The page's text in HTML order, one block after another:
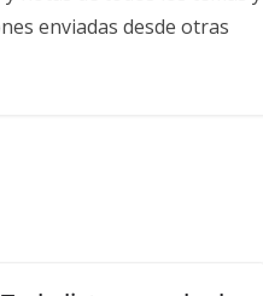
enviadas desde otras